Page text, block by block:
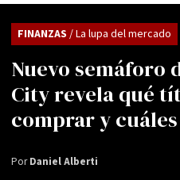
Nuevo semáforo
City revela qué
comprar y
FINANZAS / La lupa del mercado
PorDaniel Alberti